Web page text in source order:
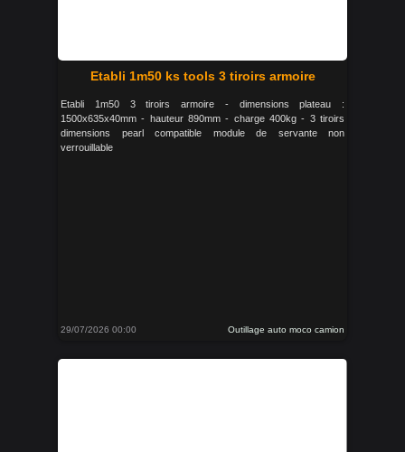
Etabli 1m50 ks tools 3 tiroirs armoire
Etabli 1m50 3 tiroirs armoire - dimensions plateau :
1500x635x40mm - hauteur 890mm - charge 400kg - 3 tiroirs
dimensions pearl compatible module de servante non
verrouillable
29/07/2026 00:00 Outillage auto moco camion